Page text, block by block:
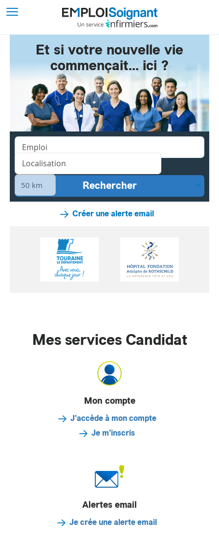
Et si votre nouvelle vie
commençait... ici ?
Créer une alerte email
Mes services Candidat
Mon compte
J'accède à mon compte
Je m'inscris
Alertes email
Je crée une alerte email